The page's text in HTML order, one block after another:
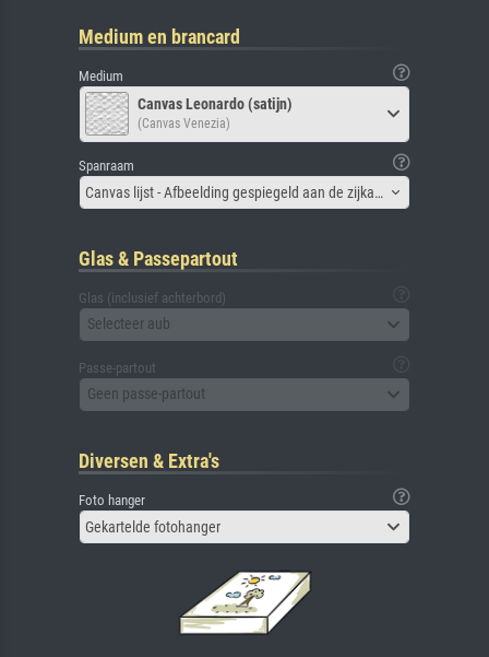
Medium en brancard
Medium
Canvas Leonardo (satijn)
(Canvas Venezia)
Spanraam
Canvas lijst - Afbeelding gespiegeld aan de zijkant
Glas & Passepartout
Glas (inclusief achterbord)
Selecteer aub
Passe-partout
Geen passe-partout
Diversen & Extra's
Foto hanger
Gekartelde fotohanger